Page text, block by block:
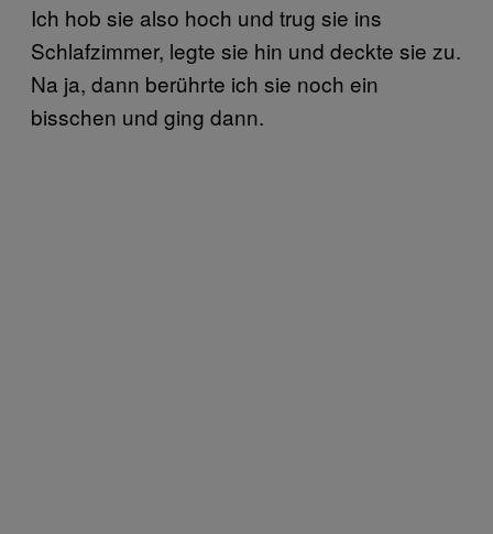
Ich hob sie also hoch und trug sie ins
Schlafzimmer, legte sie hin und deckte sie zu.
Na ja, dann berührte ich sie noch ein
bisschen und ging dann.